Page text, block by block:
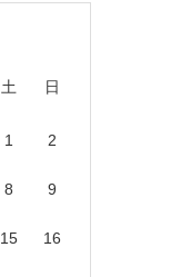
土 日
1 2
8 9
15 16